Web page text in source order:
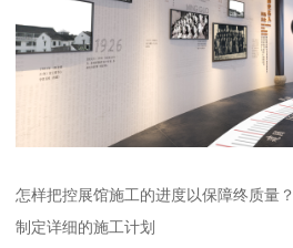
怎样把控展馆施工的进度以保障终质量？
制定详细的施工计划